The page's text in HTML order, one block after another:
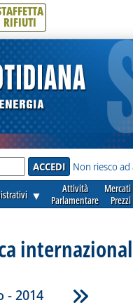
RIFIUTI
Non riesco ad
▼
Attività
Parlamentare
Mercati
Prezzi
- 2014